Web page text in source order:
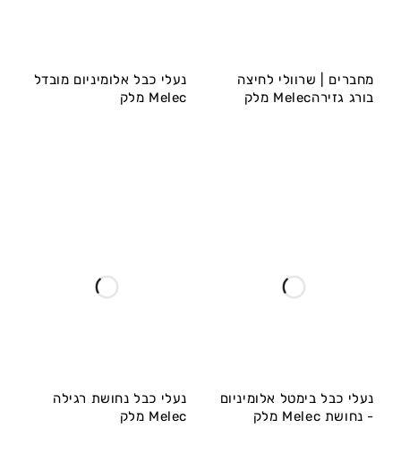
מחברים | שרוולי לחיצה
בורג גזירהMelec מלק
נעלי כבל אלומיניום מובדל
Melec מלק
נעלי כבל בימטל אלומיניום
- נחושת Melec מלק
נעלי כבל נחושת רגילה
Melec מלק